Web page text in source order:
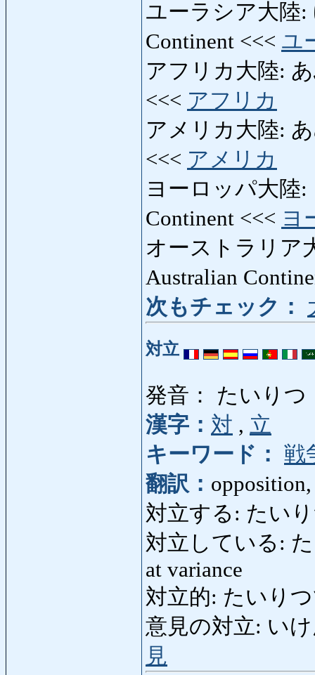
ユーラシア大陸:
Continent <<< ユ
アフリカ大陸:
<<< アフリカ
アメリカ大陸:
<<< アメリカ
ヨーロッパ大陸:
Continent <<< ヨ
オーストラリア
Australian
次もチェック：
対立
発音： たいりつ
漢字： 対 , 立
キーワード： 戦
翻訳：
対立する: たいり
対立している:
at variance
対立的: たいり
意見の対立: い
見